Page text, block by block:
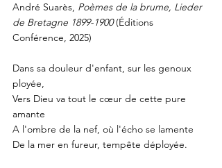
André Suarès, Poèmes de la brume, Lieder
de Bretagne 1899-1900 (Éditions
Conférence, 2025)
Dans sa douleur d'enfant, sur les genoux
ployée,
Vers Dieu va tout le cœur de cette pure
amante
A l'ombre de la nef, où l'écho se lamente
De la mer en fureur, tempête déployée.